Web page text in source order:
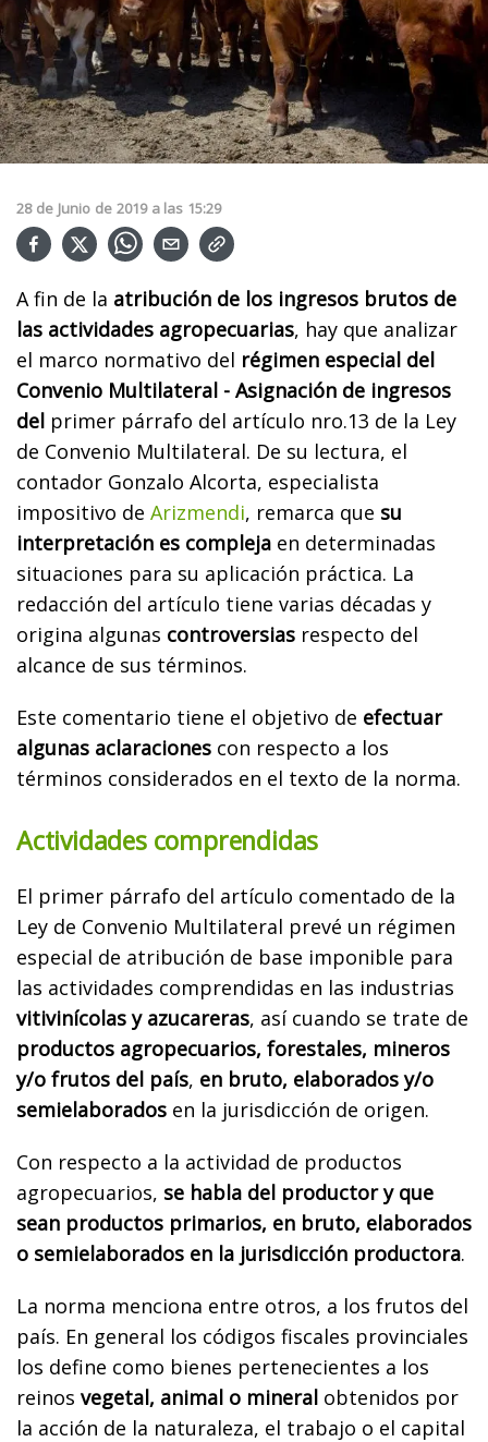
28 de Junio de 2019 a las 15:29
A fin de la atribución de los ingresos brutos de
las actividades agropecuarias, hay que analizar
el marco normativo del régimen especial del
Convenio Multilateral - Asignación de ingresos
del primer párrafo del artículo nro.13 de la Ley
de Convenio Multilateral. De su lectura, el
contador Gonzalo Alcorta, especialista
impositivo de Arizmendi, remarca que su
interpretación es compleja en determinadas
situaciones para su aplicación práctica. La
redacción del artículo tiene varias décadas y
origina algunas controversias respecto del
alcance de sus términos.
Este comentario tiene el objetivo de efectuar
algunas aclaraciones con respecto a los
términos considerados en el texto de la norma.
Actividades comprendidas
El primer párrafo del artículo comentado de la
Ley de Convenio Multilateral prevé un régimen
especial de atribución de base imponible para
las actividades comprendidas en las industrias
vitivinícolas y azucareras, así cuando se trate de
productos agropecuarios, forestales, mineros
y/o frutos del país, en bruto, elaborados y/o
semielaborados en la jurisdicción de origen.
Con respecto a la actividad de productos
agropecuarios, se habla del productor y que
sean productos primarios, en bruto, elaborados
o semielaborados en la jurisdicción productora.
La norma menciona entre otros, a los frutos del
país. En general los códigos fiscales provinciales
los define como bienes pertenecientes a los
reinos vegetal, animal o mineral obtenidos por
la acción de la naturaleza, el trabajo o el capital